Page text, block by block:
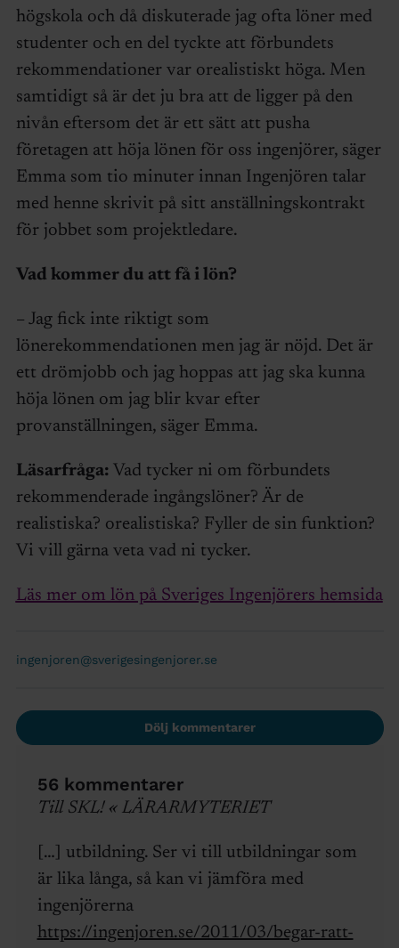
högskola och då diskuterade jag ofta löner med
studenter och en del tyckte att förbundets
rekommendationer var orealistiskt höga. Men
samtidigt så är det ju bra att de ligger på den
nivån eftersom det är ett sätt att pusha
företagen att höja lönen för oss ingenjörer, säger
Emma som tio minuter innan Ingenjören talar
med henne skrivit på sitt anställningskontrakt
för jobbet som projektledare.
Vad kommer du att få i lön?
– Jag fick inte riktigt som
lönerekommendationen men jag är nöjd. Det är
ett drömjobb och jag hoppas att jag ska kunna
höja lönen om jag blir kvar efter
provanställningen, säger Emma.
Läsarfråga: Vad tycker ni om förbundets
rekommenderade ingångslöner? Är de
realistiska? orealistiska? Fyller de sin funktion?
Vi vill gärna veta vad ni tycker.
Läs mer om lön på Sveriges Ingenjörers hemsida
ingenjoren@sverigesingenjorer.se
Dölj kommentarer
56 kommentarer
Till SKL! « LÄRARMYTERIET
[…] utbildning. Ser vi till utbildningar som
är lika långa, så kan vi jämföra med
ingenjörerna
https://ingenjoren.se/2011/03/begar-ratt-